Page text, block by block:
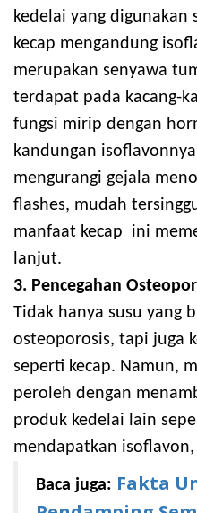
kedelai yang digunakan
kecap mengandung
merupakan senyawa
terdapat pada kacang-
fungsi mirip dengan
kandungan
mengurangi gejala
flashes, mudah
manfaat kecap ini
lanjut.
3. Pencegahan
Tidak hanya susu yang
osteoporosis, tapi juga
seperti kecap. Namun,
peroleh dengan
produk kedelai lain
mendapatkan isoflavon,
Baca juga: Fakta